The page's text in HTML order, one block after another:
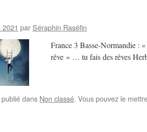
par Séraphin Raséfin
France 3 Basse-Normandie :
rêve » … tu fais des rêves
dans Non classé. Vous pouvez le